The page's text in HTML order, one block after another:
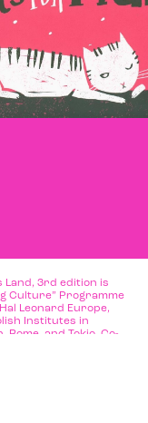
Land, 3rd edition is
Culture” Programme
Leonard Europe,
Institutes in
Rome, and Tokio. Co-